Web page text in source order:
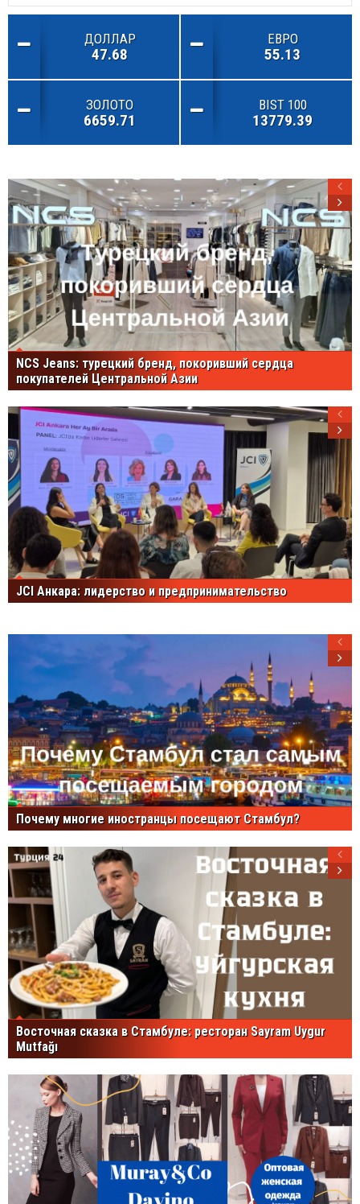
ДОЛЛАР
47.68
ЕВРО
55.13
ЗОЛОТО
6659.71
BIST 100
13779.39
NCS Jeans: турецкий бренд, покоривший сердца
покупателей Центральной Азии
JCI Анкара: лидерство и предпринимательство
Почему многие иностранцы посещают Стамбул?
Восточная сказка в Стамбуле: ресторан Sayram Uygur
Mutfağı